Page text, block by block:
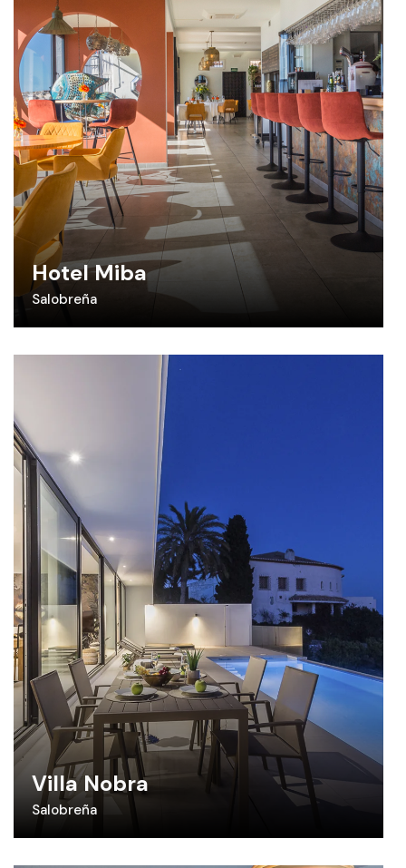
Hotel Miba
Salobreña
Villa Nobra
Salobreña